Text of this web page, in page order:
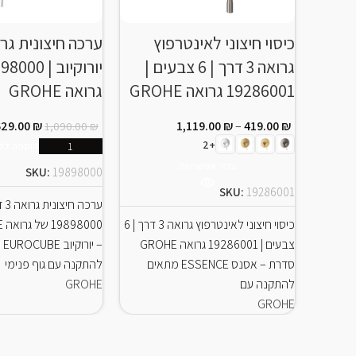
כיסוי חיצוני לאינטרפוץ
גרואה 3 דרך | 6 צבעים |
19286001 גרואה GROHE
GROHE
419.00₪
–
1,119.00₪
+2
SKU: 19286001
כיסוי חיצוני לאינטרפוץ גרואה 3 דרך | 6
צבעים | 19286001 גרואה GROHE
סדרת – אסנס ESSENCE מתאים
להתקנה עם
גרואה GROHE
GROHE
1,090.00₪
₪
SKU: 19898000
להתקנה עם גוף פנימי